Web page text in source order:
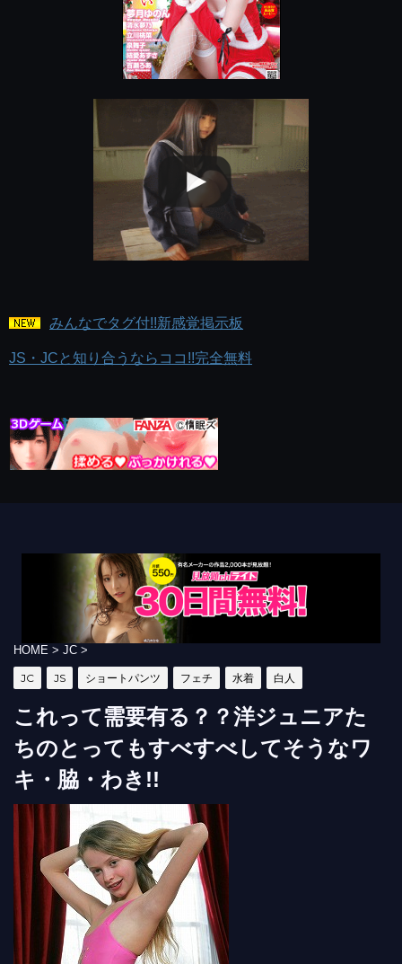
みんなでタグ付!!新感覚掲示板
JS・JCと知り合うならココ!!完全無料
HOME > JC >
JC JS ショートパンツ フェチ 水着 白人
これって需要有る？？洋ジュニアた
ちのとってもすべすべしてそうなワ
キ・脇・わき!!